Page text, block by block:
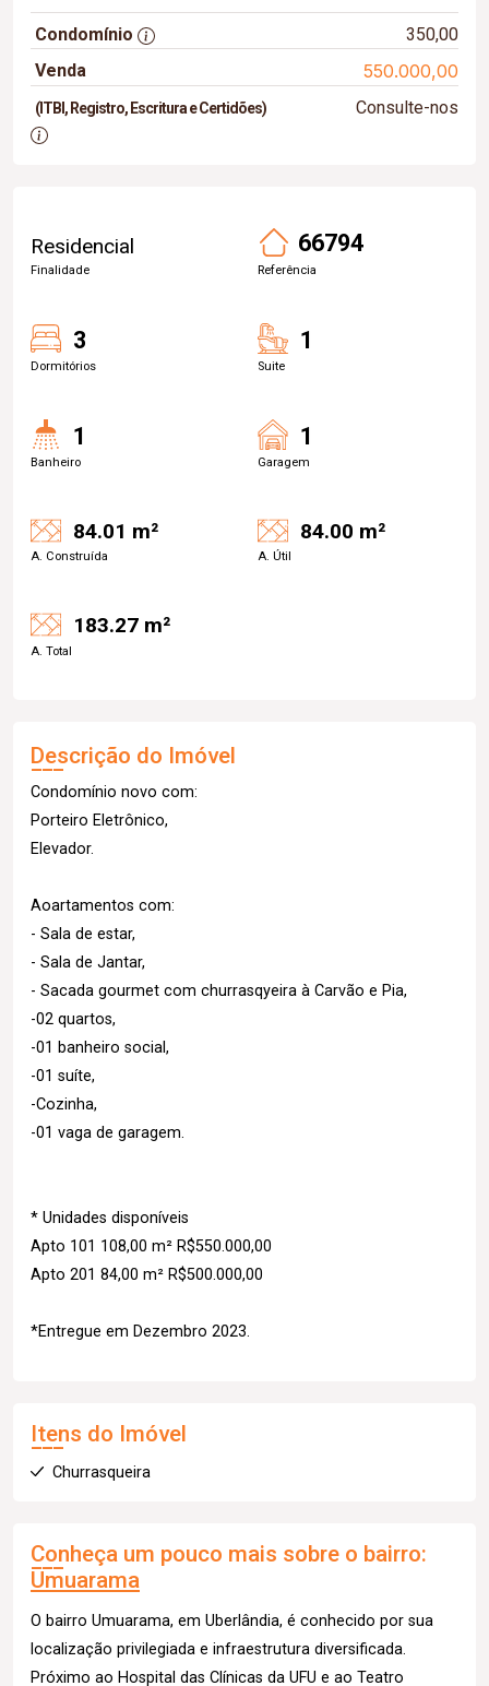
Condomínio
350,00
Venda
550.000,00
(ITBI, Registro, Escritura e Certidões) Consulte-nos
Residencial
Finalidade
66794
Referência
3
Dormitórios
1
Suite
1
Banheiro
1
Garagem
84.01 m²
A. Construída
84.00 m²
A. Útil
183.27 m²
A. Total
Descrição do Imóvel
Condomínio novo com:
Porteiro Eletrônico,
Elevador.
Aoartamentos com:
- Sala de estar,
- Sala de Jantar,
- Sacada gourmet com churrasqyeira à Carvão e Pia,
-02 quartos,
-01 banheiro social,
-01 suíte,
-Cozinha,
-01 vaga de garagem.
* Unidades disponíveis
Apto 101 108,00 m² R$550.000,00
Apto 201 84,00 m² R$500.000,00
*Entregue em Dezembro 2023.
Itens do Imóvel
Churrasqueira
Conheça um pouco mais sobre o bairro:
Umuarama
O bairro Umuarama, em Uberlândia, é conhecido por sua
localização privilegiada e infraestrutura diversificada.
Próximo ao Hospital das Clínicas da UFU e ao Teatro